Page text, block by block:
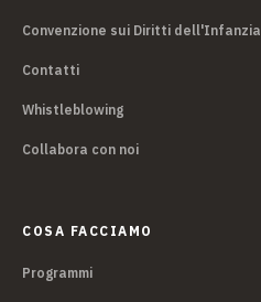
Convenzione sui Diritti dell'Infanzia
Contatti
Whistleblowing
Collabora con noi
COSA FACCIAMO
Programmi